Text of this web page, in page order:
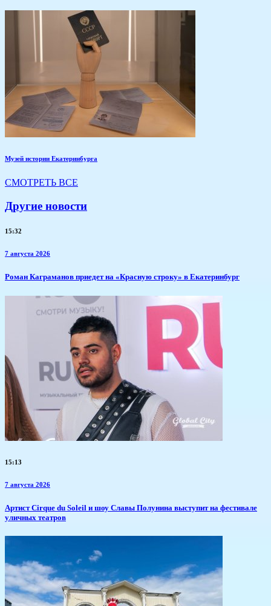
Музей истории Екатеринбурга
СМОТРЕТЬ ВСЕ
Другие новости
15:32
7 августа 2026
​Роман Каграманов приедет на «Красную строку» в Екатеринбург
15:13
7 августа 2026
Артист Cirque du Soleil и шоу Славы Полунина выступит на фестивале
уличных театров